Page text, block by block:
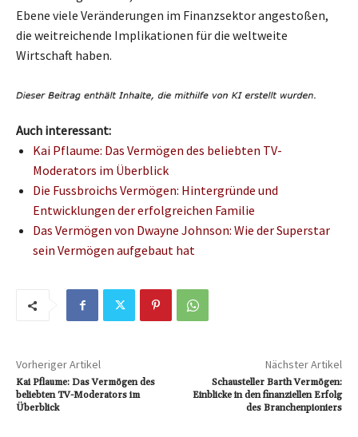
Ebene viele Veränderungen im Finanzsektor angestoßen,
die weitreichende Implikationen für die weltweite
Wirtschaft haben.
Auch interessant:
Kai Pflaume: Das Vermögen des beliebten TV-
Moderators im Überblick
Die Fussbroichs Vermögen: Hintergründe und
Entwicklungen der erfolgreichen Familie
Das Vermögen von Dwayne Johnson: Wie der Superstar
sein Vermögen aufgebaut hat
Vorheriger Artikel
Kai Pflaume: Das Vermögen des
beliebten TV-Moderators im
Überblick
Nächster Artikel
Schausteller Barth Vermögen:
Einblicke in den finanziellen Erfolg
des Branchenpioniers